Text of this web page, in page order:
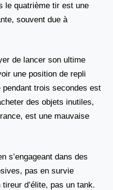
le quatrième tir est une
souvent due à
de lancer son ultime
une position de repli
trois secondes est
des objets inutiles,
est une mauvaise
s’engageant dans des
pas en survie
d’élite, pas un tank.